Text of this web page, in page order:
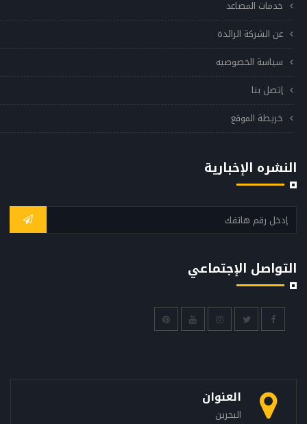
خدمات المصاعد
عن الشركة الرائدة
سياسة الخصوصيه
إتصل بنا
خريطة الموقع
النشره الإخبارية
التواصل الإجتماعي
العنوان
البحرين